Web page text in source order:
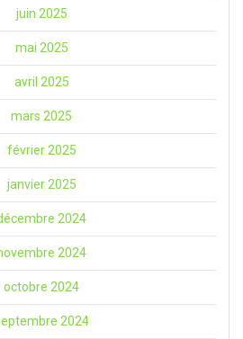
juin 2025
mai 2025
avril 2025
mars 2025
février 2025
janvier 2025
2024
2024
octobre 2024
2024